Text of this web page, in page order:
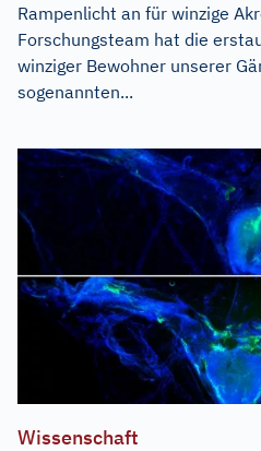
Rampenlicht an für winzige
Forschungsteam hat die
winziger Bewohner unserer
sogenannten...
Wissenschaft